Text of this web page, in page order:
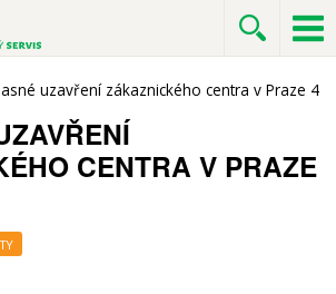
uzavření zákaznického centra v Praze 4
CENTRA V PRAZE